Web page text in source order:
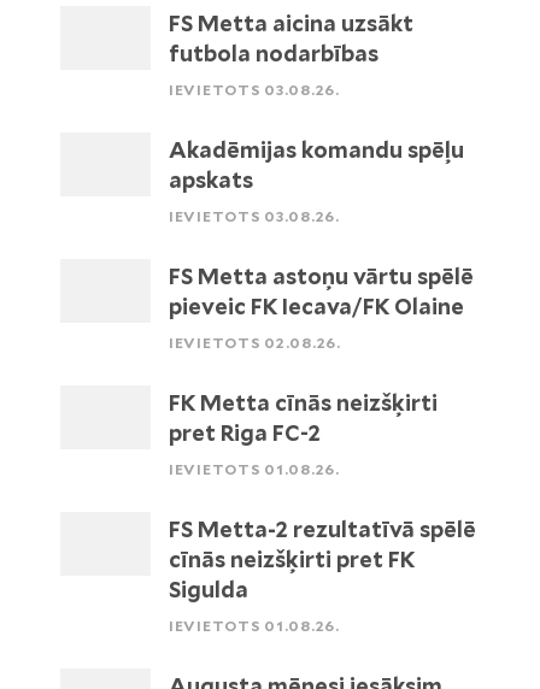
FS Metta aicina uzsākt
futbola nodarbības
IEVIETOTS 03.08.26.
Akadēmijas komandu spēļu
apskats
IEVIETOTS 03.08.26.
FS Metta astoņu vārtu spēlē
pieveic FK Iecava/FK Olaine
IEVIETOTS 02.08.26.
FK Metta cīnās neizšķirti
pret Riga FC-2
IEVIETOTS 01.08.26.
FS Metta-2 rezultatīvā spēlē
cīnās neizšķirti pret FK
Sigulda
IEVIETOTS 01.08.26.